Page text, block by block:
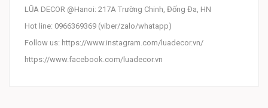
LŨA DECOR @Hanoi: 217A Trường Chinh, Đống Đa, HN
Hot line: 0966369369 (viber/zalo/whatapp)
Follow us: https://www.instagram.com/luadecor.vn/
https://www.facebook.com/luadecor.vn